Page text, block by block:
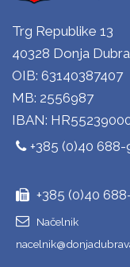
Trg Republike 13
40328 Donja
OIB: 63140387407
MB: 2556987
IBAN:
+385 (0)40 688-
+385 (0)40
Načelnik